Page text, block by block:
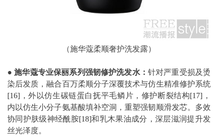
（施华蔻柔顺奢护洗发露）
●施华蔻专业保丽系列强韧修护洗发水： 针对严重受损及烫
染后发质，融合百万柔顺分子深覆技术与仿生精准修护系统
[16] ，外以仿生碳链蛋白抚平毛鳞片，修护断裂结构[17] ，
内以仿生小分子氨基酸填补空洞，重塑强韧顺滑发芯。多效
协同护肤级神经酰胺[18]和乳木果油成分，深层滋润提升发
丝光泽度。